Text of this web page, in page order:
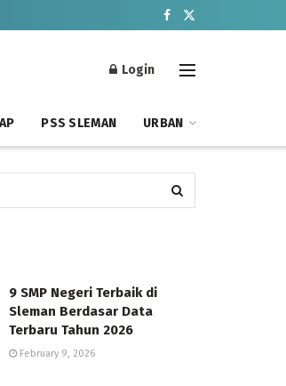
Login
PSS SLEMAN URBAN
9 SMP Negeri Terbaik di
Sleman Berdasar Data
Terbaru Tahun 2026
February 9, 2026